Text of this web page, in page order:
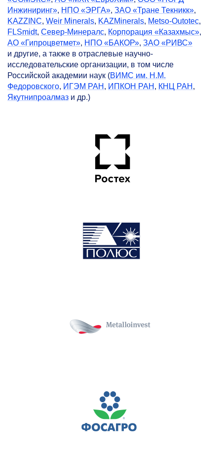
Инжиниринг», НПО «ЭРГА», ЗАО «Тране Текникк»,
KAZZINC, Weir Minerals, KAZMinerals, Metso-Outotec,
FLSmidt, Север-Минералс, Корпорация «Казахмыс»,
АО «Гипроцветмет», НПО «БАКОР», ЗАО «РИВС»
и другие, а также в отраслевые научно-
исследовательские организации, в том числе
Российской академии наук (ВИМС им. Н.М.
Федоровского, ИГЭМ РАН , ИПКОН РАН , КНЦ РАН ,
Якутнипроалмаз и др.)